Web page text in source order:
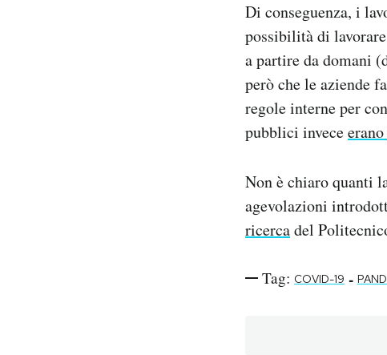
Di conseguenza, i
possibilità di
a partire da domani
però che le aziende
regole interne per
pubblici invece
Non è chiaro quanti
agevolazioni
ricercadel
Tag: COVID-19 -